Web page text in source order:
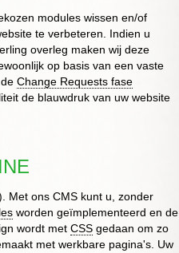
modules wissen en/of
te verbeteren. Indien u
overleg maken wij deze
op basis van een vaste
Change Requests fase
de blauwdruk van uw website
Met ons CMS kunt u, zonder
worden geïmplementeerd en de
wordt met CSSgedaan om zo
met werkbare pagina's. Uw